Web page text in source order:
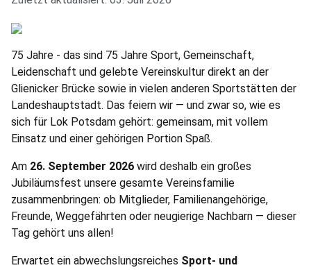
75 Jahre - das sind 75 Jahre Sport, Gemeinschaft,
Leidenschaft und gelebte Vereinskultur direkt an der
Glienicker Brücke sowie in vielen anderen Sportstätten der
Landeshauptstadt. Das feiern wir — und zwar so, wie es
sich für Lok Potsdam gehört: gemeinsam, mit vollem
Einsatz und einer gehörigen Portion Spaß.
Am 26. September 2026 wird deshalb ein großes
Jubiläumsfest unsere gesamte Vereinsfamilie
zusammenbringen: ob Mitglieder, Familienangehörige,
Freunde, Weggefährten oder neugierige Nachbarn — dieser
Tag gehört uns allen!
Erwartet ein abwechslungsreiches Sport- und